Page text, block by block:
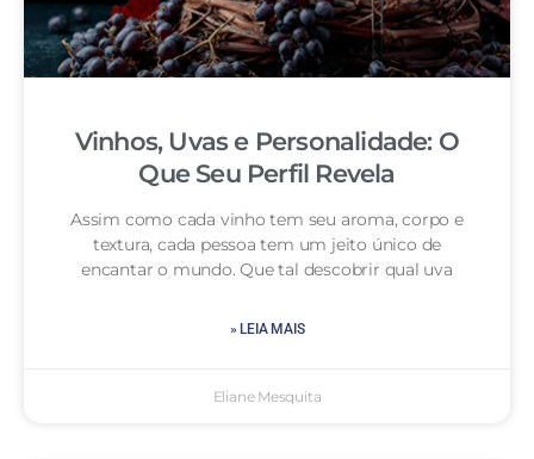
Vinhos, Uvas e Personalidade: O
Que Seu Perfil Revela
Assim como cada vinho tem seu aroma, corpo e
textura, cada pessoa tem um jeito único de
encantar o mundo. Que tal descobrir qual uva
» LEIA MAIS
Eliane Mesquita